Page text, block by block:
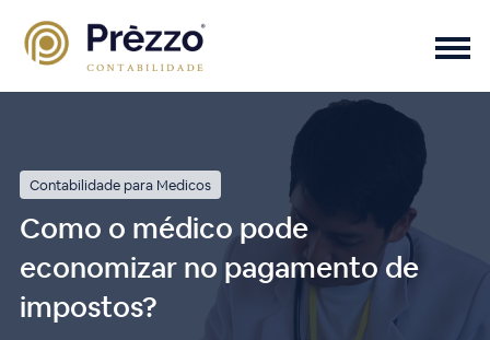
Contabilidade para Medicos
Como o médico pode
economizar no pagamento de
impostos?